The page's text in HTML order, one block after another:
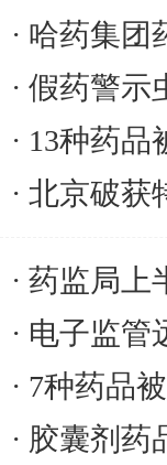
哈药集团
假药警示
13种药品
北京破获
药监局上
电子监管
7种药品
胶囊剂药